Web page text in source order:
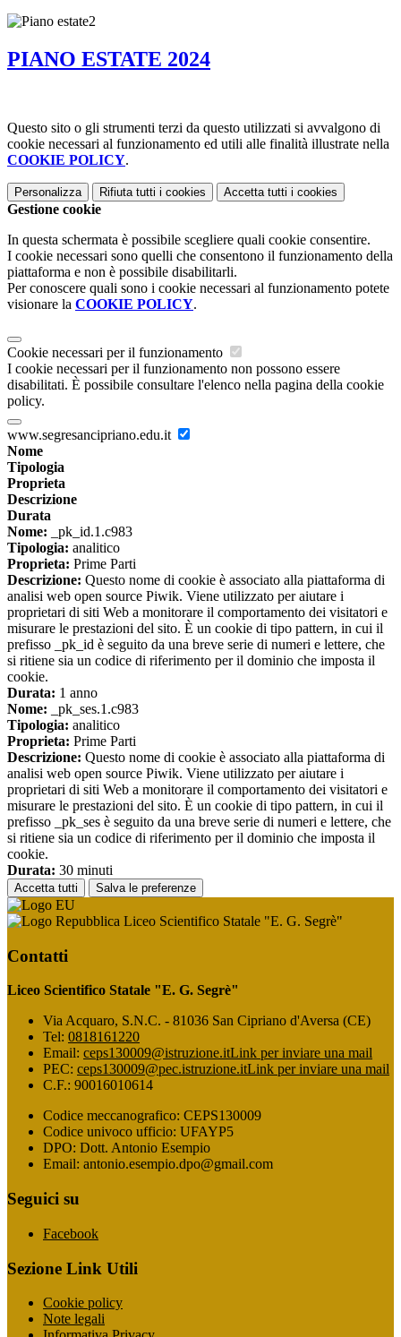
PIANO ESTATE 2024
Questo sito o gli strumenti terzi da questo utilizzati si avvalgono di
cookie necessari al funzionamento ed utili alle finalità illustrate nella
COOKIE POLICY.
Personalizza Rifiuta tutti i cookies Accetta tutti i cookies
Gestione cookie
In questa schermata è possibile scegliere quali cookie consentire.
I cookie necessari sono quelli che consentono il funzionamento della
piattaforma e non è possibile disabilitarli.
Per conoscere quali sono i cookie necessari al funzionamento potete
visionare la COOKIE POLICY.
Cookie necessari per il funzionamento
I cookie necessari per il funzionamento non possono essere
disabilitati. È possibile consultare l'elenco nella pagina della cookie
policy.
www.segresancipriano.edu.it
Nome
Tipologia
Proprieta
Descrizione
Durata
Nome: _pk_id.1.c983
Tipologia: analitico
Proprieta: Prime Parti
Descrizione: Questo nome di cookie è associato alla piattaforma di
analisi web open source Piwik. Viene utilizzato per aiutare i
proprietari di siti Web a monitorare il comportamento dei visitatori e
misurare le prestazioni del sito. È un cookie di tipo pattern, in cui il
prefisso _pk_id è seguito da una breve serie di numeri e lettere, che
si ritiene sia un codice di riferimento per il dominio che imposta il
cookie.
Durata: 1 anno
Nome: _pk_ses.1.c983
Tipologia: analitico
Proprieta: Prime Parti
Descrizione: Questo nome di cookie è associato alla piattaforma di
analisi web open source Piwik. Viene utilizzato per aiutare i
proprietari di siti Web a monitorare il comportamento dei visitatori e
misurare le prestazioni del sito. È un cookie di tipo pattern, in cui il
prefisso _pk_ses è seguito da una breve serie di numeri e lettere, che
si ritiene sia un codice di riferimento per il dominio che imposta il
cookie.
Durata: 30 minuti
Accetta tutti Salva le preferenze
Liceo Scientifico Statale "E. G. Segrè"
Contatti
Liceo Scientifico Statale "E. G. Segrè"
Via Acquaro, S.N.C. - 81036 San Cipriano d'Aversa (CE)
Tel: 0818161220
Email: ceps130009@istruzione.itLink per inviare una mail
PEC: ceps130009@pec.istruzione.itLink per inviare una mail
C.F.: 90016010614
Codice meccanografico: CEPS130009
Codice univoco ufficio: UFAYP5
DPO: Dott. Antonio Esempio
Email: antonio.esempio.dpo@gmail.com
Seguici su
Facebook
Sezione Link Utili
Cookie policy
Note legali